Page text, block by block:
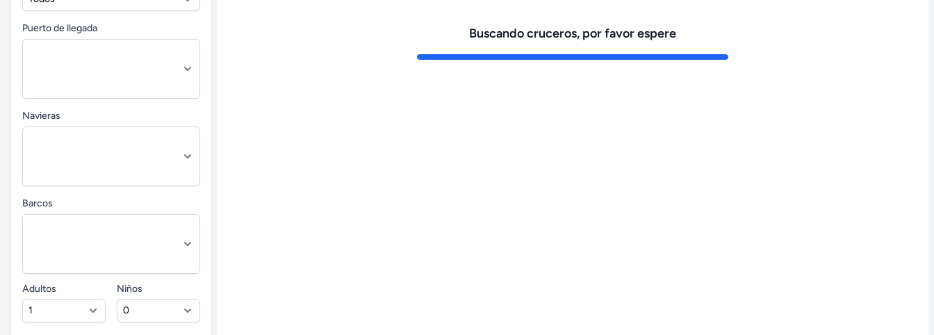
Puerto de llegada
Navieras
Barcos
Adultos Niños
Buscando cruceros, por favor espere